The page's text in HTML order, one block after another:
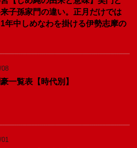
子孫家門の違い。正月だけでは
年中しめなわを掛ける伊勢志摩の
08
一覧表【時代別】
01